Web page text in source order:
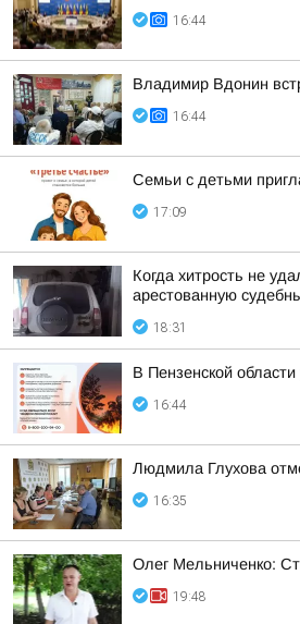
16:44
Владимир Вдонин
16:44
Семьи с детьми
17:09
Когда хитрость не
арестованную
18:31
В Пензенской
16:44
Людмила Глухова
16:35
Олег Мельниченко:
19:48